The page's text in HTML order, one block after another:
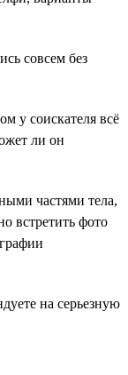
совсем без
у соискателя всё
ли он
частями тела,
встретить фото
на серьезную